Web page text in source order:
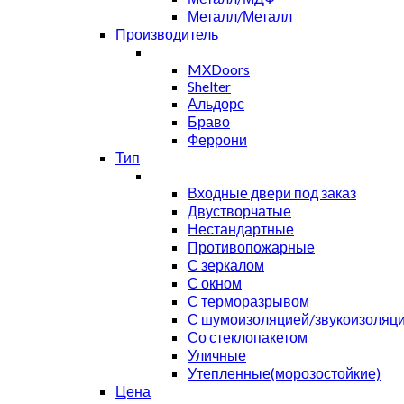
Металл/Металл
Производитель
MXDoors
Shelter
Альдорс
Браво
Феррони
Тип
Входные двери под заказ
Двустворчатые
Нестандартные
Противопожарные
С зеркалом
С окном
С терморазрывом
С шумоизоляцией/
Со стеклопакетом
Уличные
Утепленные(морозостойкие)
Цена